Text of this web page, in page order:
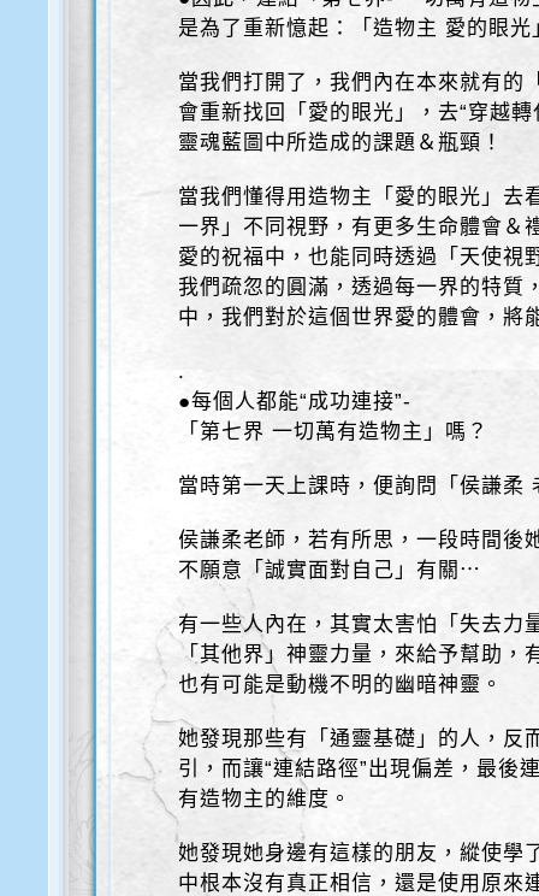
是為了重新憶起：「造物主 愛的眼光
當我們打開了，我們內在本來就有的
會重新找回「愛的眼光」，去“穿越
靈魂藍圖中所造成的課題＆瓶頸！
當我們懂得用造物主「愛的眼光」去
一界」不同視野，有更多生命體會＆
愛的祝福中，也能同時透過「天使視
我們疏忽的圓滿，透過每一界的特質
中，我們對於這個世界愛的體會，將
.
●每個人都能“成功連接”-
「第七界 一切萬有造物主」嗎？
當時第一天上課時，便詢問「侯謙柔
侯謙柔老師，若有所思，一段時間後
不願意「誠實面對自己」有關⋯
有一些人內在，其實太害怕「失去力
「其他界」神靈力量，來給予幫助，
也有可能是動機不明的幽暗神靈。
她發現那些有「通靈基礎」的人，反
引，而讓“連結路徑”出現偏差，最後
有造物主的維度。
她發現她身邊有這樣的朋友，縱使學
中根本沒有真正相信，還是使用原來